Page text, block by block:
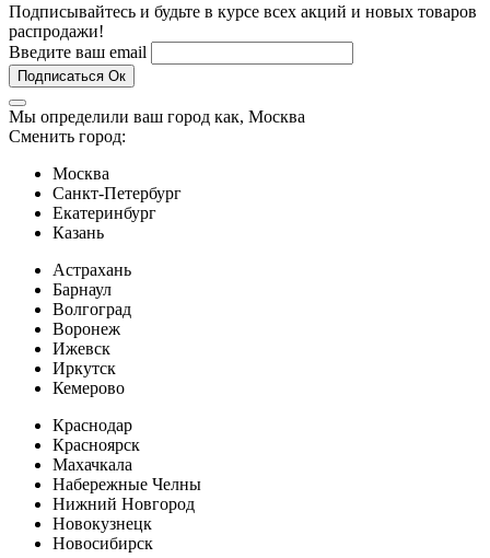
Подписывайтесь и будьте в курсе всех акций и новых товаров
распродажи!
Введите ваш email
Подписаться Ок
Мы определили ваш город как, Москва
Сменить город:
Москва
Санкт-Петербург
Екатеринбург
Казань
Астрахань
Барнаул
Волгоград
Воронеж
Ижевск
Иркутск
Кемерово
Краснодар
Красноярск
Махачкала
Набережные Челны
Нижний Новгород
Новокузнецк
Новосибирск